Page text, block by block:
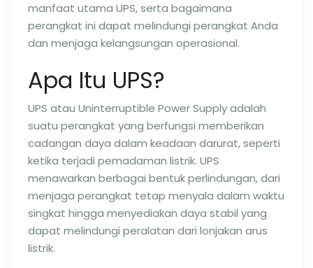
manfaat utama UPS, serta bagaimana
perangkat ini dapat melindungi perangkat Anda
dan menjaga kelangsungan operasional.
Apa Itu UPS?
UPS atau Uninterruptible Power Supply adalah
suatu perangkat yang berfungsi memberikan
cadangan daya dalam keadaan darurat, seperti
ketika terjadi pemadaman listrik. UPS
menawarkan berbagai bentuk perlindungan, dari
menjaga perangkat tetap menyala dalam waktu
singkat hingga menyediakan daya stabil yang
dapat melindungi peralatan dari lonjakan arus
listrik.